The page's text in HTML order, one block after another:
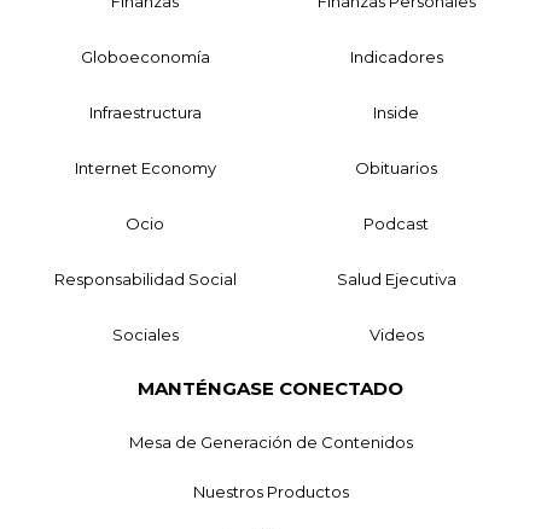
Globoeconomía Indicadores
Infraestructura Inside
Internet Economy Obituarios
Ocio Podcast
Responsabilidad Social Salud Ejecutiva
Sociales Videos
MANTÉNGASE CONECTADO
Mesa de Generación de Contenidos
Nuestros Productos